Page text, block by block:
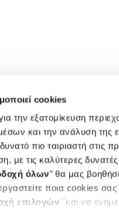
cookies
την εξατομίκευση
και την ανάλυση της
πιο ταιριαστή στις
με τις καλύτερες
όλων’’ θα μας
ποια cookies
επιλογών΄΄και να